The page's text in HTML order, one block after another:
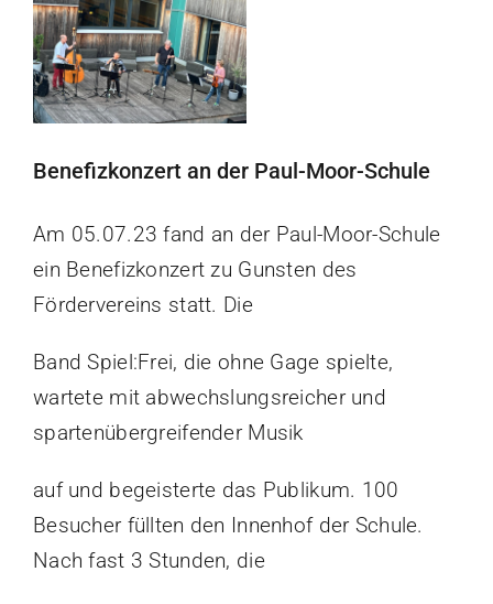
Schulleben
Elterninfos
Kulturschule
Kontakt
nach:
grösseres
Bild
Benefizkonzert an der Paul-Moor-Schule
Am 05.07.23 fand an der Paul-Moor-Schule
ein Benefizkonzert zu Gunsten des
Fördervereins statt. Die
Band Spiel:Frei, die ohne Gage spielte,
wartete mit abwechslungsreicher und
spartenübergreifender Musik
auf und begeisterte das Publikum. 100
Besucher füllten den Innenhof der Schule.
Nach fast 3 Stunden, die